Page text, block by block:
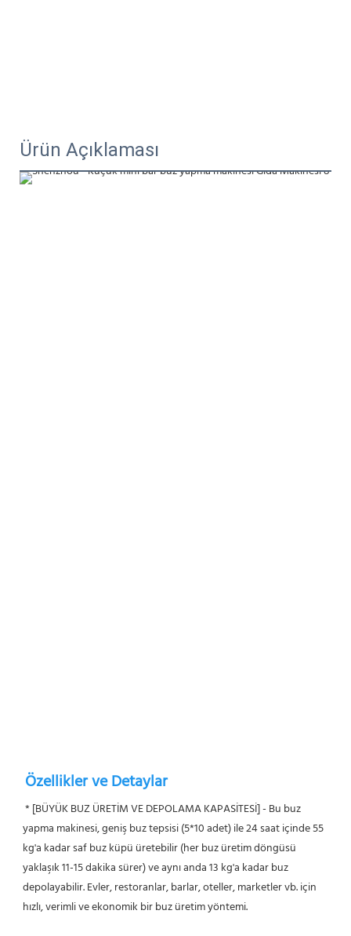
Ürün Açıklaması
Özellikler ve Detaylar
* [BÜYÜK BUZ ÜRETİM VE DEPOLAMA KAPASİTESİ] - Bu buz
yapma makinesi, geniş buz tepsisi (5*10 adet) ile 24 saat içinde 55
kg'a kadar saf buz küpü üretebilir (her buz üretim döngüsü
yaklaşık 11-15 dakika sürer) ve aynı anda 13 kg'a kadar buz
depolayabilir. Evler, restoranlar, barlar, oteller, marketler vb. için
hızlı, verimli ve ekonomik bir buz üretim yöntemi.